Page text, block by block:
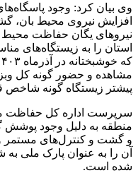
وی بیان کرد: وجود
افزایش نیروی محیط بان،
نیروهای یگان حفاظت
استان را به زیستگاه‌های
مشاهده و حضور گونه کل
پیشتر زیستگاه گونه
سرپرست اداره کل حفاظت
منطقه به دلیل وجود پوشش
و گشت و کنترل‌های مستمر و
آن را به عنوان پارک ملی
شده است.